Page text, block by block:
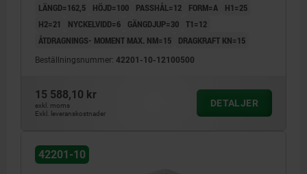
LÄNGD=162,5 HÖJD=100 PASSHÅL=12 FORM=A
H1=25
H2=21
NYCKELVIDD=6 GÄNGDJUP=30 T1=12
ÅTDRAGNINGS- MOMENT MAX. NM=15
DRAGKRAFT KN=15
Beställningsnummer: 42201-10-12100500
15 588,10 kr
exkl. moms
Exkl. leveranskostnader
DETALJER
42201-10